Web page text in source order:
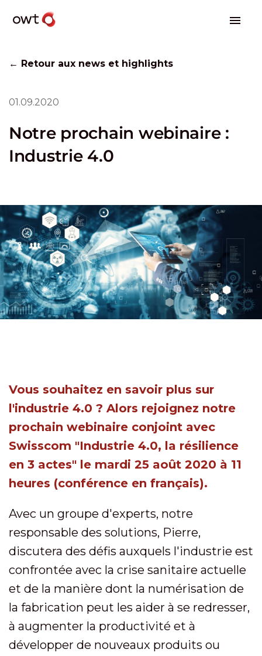
← Retour aux news et highlights
01.09.2020
Notre prochain webinaire :
Industrie 4.0
Vous souhaitez en savoir plus sur
l'industrie 4.0 ? Alors rejoignez notre
prochain webinaire conjoint avec
Swisscom "Industrie 4.0, la résilience
en 3 actes" le mardi 25 août 2020 à 11
heures (conférence en français).
Avec un groupe d'experts, notre
responsable des solutions, Pierre,
discutera des défis auxquels l'industrie est
confrontée avec la crise sanitaire actuelle
et de la manière dont la numérisation de
la fabrication peut les aider à se redresser,
à augmenter la productivité et à
développer de nouveaux produits ou